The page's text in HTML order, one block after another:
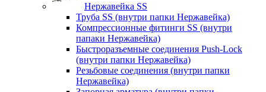
Нержавейка SS
Труба SS (внутри папки Нержавейка)
Компрессионные фитинги SS (внутри
папаки Нержавейка)
Быстроразъемные соединения Push-Lock
(внутри папки Нержавейка)
Резьбовые соединения (внутри папки
Нержавейка)